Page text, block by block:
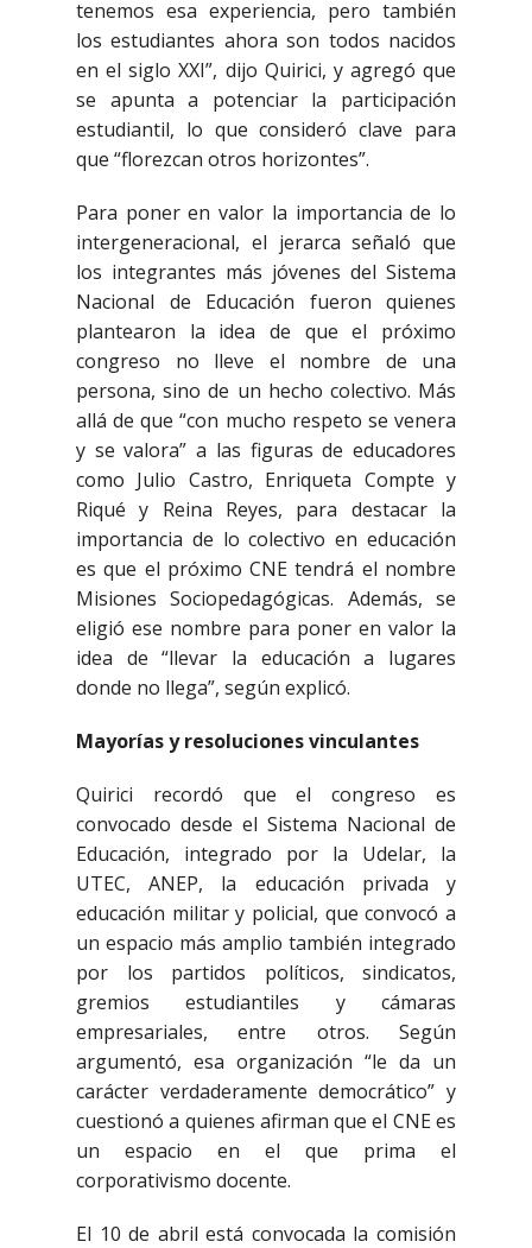
tenemos esa experiencia, pero también
los estudiantes ahora son todos nacidos
en el siglo XXI”, dijo Quirici, y agregó que
se apunta a potenciar la participación
estudiantil, lo que consideró clave para
que “florezcan otros horizontes”.
Para poner en valor la importancia de lo
intergeneracional, el jerarca señaló que
los integrantes más jóvenes del Sistema
Nacional de Educación fueron quienes
plantearon la idea de que el próximo
congreso no lleve el nombre de una
persona, sino de un hecho colectivo. Más
allá de que “con mucho respeto se venera
y se valora” a las figuras de educadores
como Julio Castro, Enriqueta Compte y
Riqué y Reina Reyes, para destacar la
importancia de lo colectivo en educación
es que el próximo CNE tendrá el nombre
Misiones Sociopedagógicas. Además, se
eligió ese nombre para poner en valor la
idea de “llevar la educación a lugares
donde no llega”, según explicó.
Mayorías y resoluciones vinculantes
Quirici recordó que el congreso es
convocado desde el Sistema Nacional de
Educación, integrado por la Udelar, la
UTEC, ANEP, la educación privada y
educación militar y policial, que convocó a
un espacio más amplio también integrado
por los partidos políticos, sindicatos,
gremios estudiantiles y cámaras
empresariales, entre otros. Según
argumentó, esa organización “le da un
carácter verdaderamente democrático” y
cuestionó a quienes afirman que el CNE es
un espacio en el que prima el
corporativismo docente.
El 10 de abril está convocada la comisión